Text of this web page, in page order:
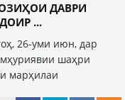
ДАВРИ
...
26-уми июн, дар
шаҳри
марҳилаи